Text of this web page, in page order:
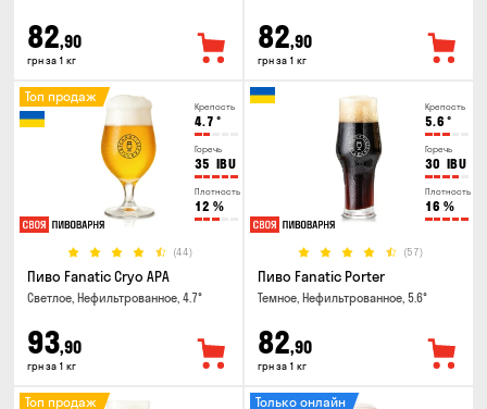
82,90
грн за 1 кг
82,90
грн за 1 кг
Крепость
4.7 °
Горечь
35 IBU
Плотность
12 %
(44)
Топ продаж
Пиво Fanatic Cryo APA
Светлое, Нефильтрованное, 4.7°
93,90
грн за 1 кг
Крепость
5.6 °
Горечь
30 IBU
Плотность
16 %
(57)
Пиво Fanatic Porter
Темное, Нефильтрованное, 5.6°
82,90
грн за 1 кг
Топ продаж Только онлайн